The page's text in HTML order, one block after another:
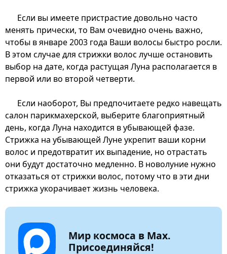
Если вы имеете пристрастие довольно часто
менять прически, то Вам очевидно очень важно,
чтобы в январе 2003 года Ваши волосы быстро росли.
В этом случае для стрижки волос лучше остановить
выбор на дате, когда растущая Луна располагается в
первой или во второй четверти.
Если наоборот, Вы предпочитаете редко навещать
салон парикмахерской, выберите благоприятный
день, когда Луна находится в убывающей фазе.
Стрижка на убывающей Луне укрепит ваши корни
волос и предотвратит их выпадение, но отрастать
они будут достаточно медленно. В новолуние нужно
отказаться от стрижки волос, потому что в эти дни
стрижка укорачивает жизнь человека.
Мир космоса в Max.
Присоединяйся!